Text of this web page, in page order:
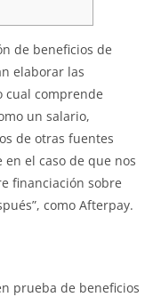
de beneficios de
elaborar las
cual comprende
un salario,
de otras fuentes
el caso de que nos
financiación sobre
como Afterpay.
prueba de beneficios